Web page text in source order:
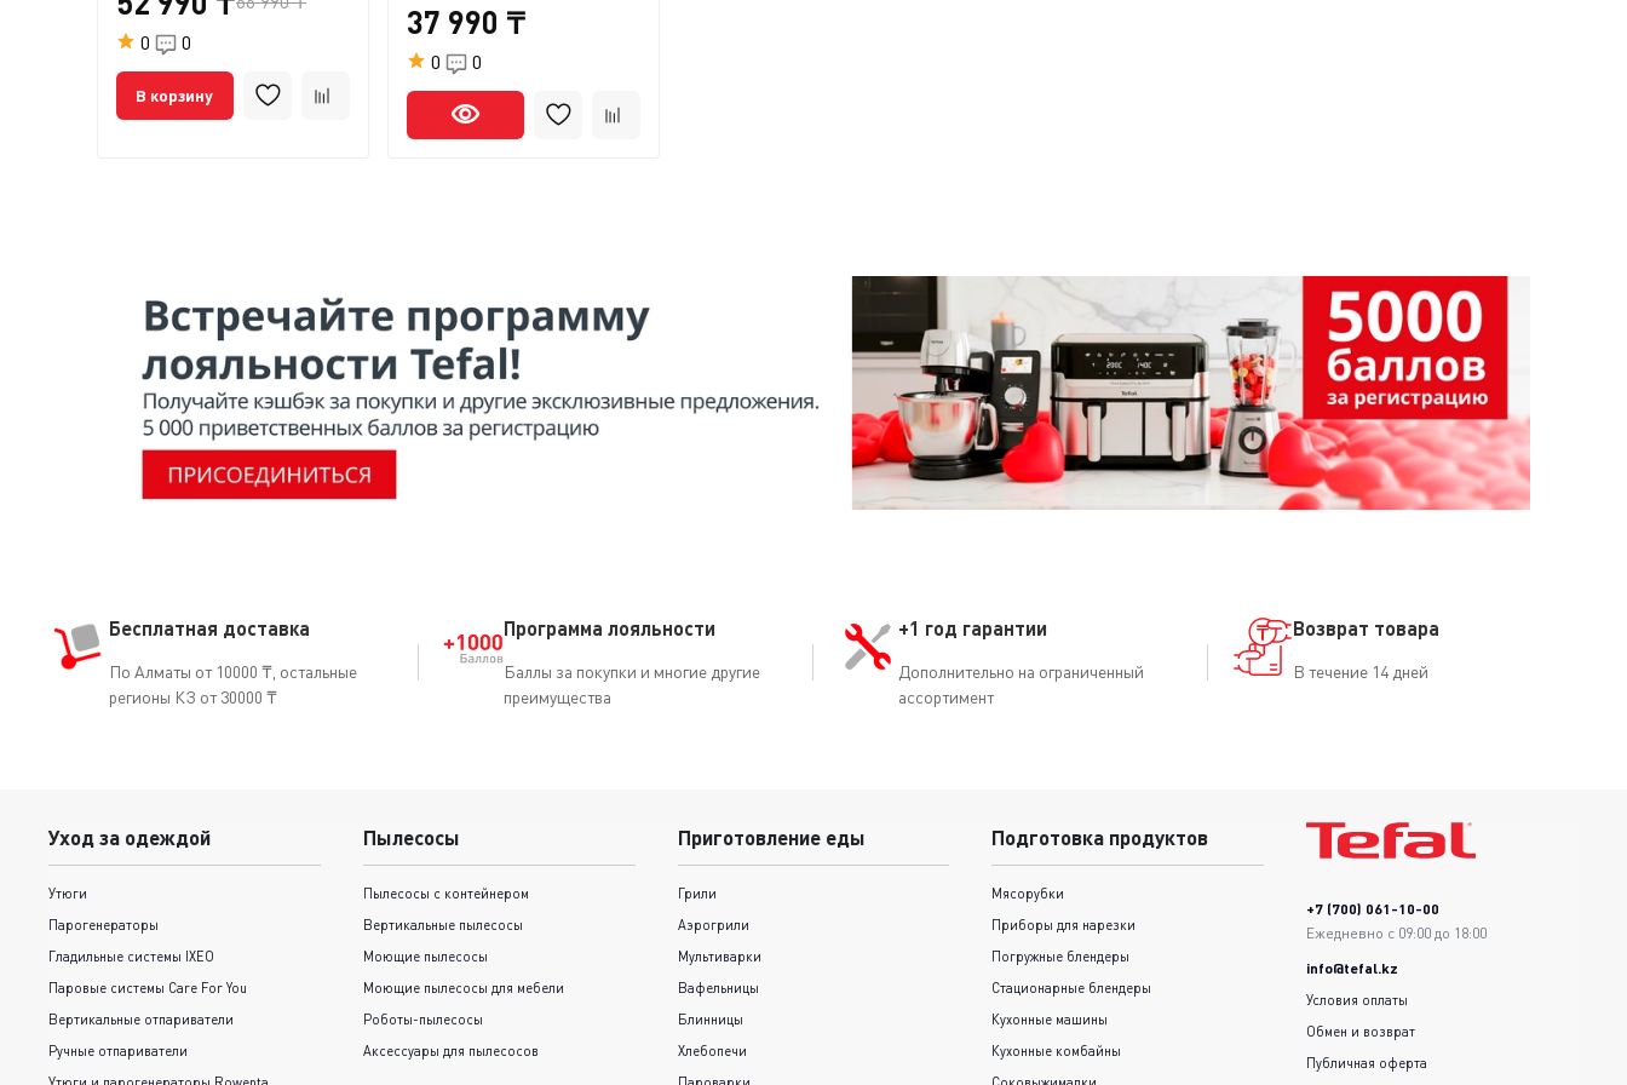
0
0
В корзину
37 990 ₸
0 0
Бесплатная доставка
По Алматы от 10000 ₸, остальные
регионы КЗ от 30000 ₸
Программа лояльности
Баллы за покупки и многие другие
преимущества
+1 год гарантии
Дополнительно на ограниченный
ассортимент
Возврат товара
В течение 14 дней
Уход за одеждой
Утюги
Парогенераторы
Гладильные системы IXEO
Паровые системы Care For You
Вертикальные отпариватели
Ручные отпариватели
Пылесосы
Пылесосы с контейнером
Вертикальные пылесосы
Моющие пылесосы
Моющие пылесосы для мебели
Роботы-пылесосы
Аксессуары для пылесосов
Приготовление еды
Грили
Аэрогрили
Мультиварки
Вафельницы
Блинницы
Хлебопечи
Подготовка продуктов
Мясорубки
Приборы для нарезки
Погружные блендеры
Стационарные блендеры
Кухонные машины
Кухонные комбайны
+7 (700) 061-10-00
Ежедневно с 09:00 до 18:00
info@tefal.kz
Условия оплаты
Обмен и возврат
Публичная оферта